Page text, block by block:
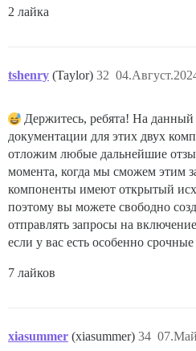
2 лайка
tshenry (Taylor) 32
Держитесь, ребята! На
документации для этих двух
отложим любые дальнейшие
момента, когда мы сможем этим
компоненты имеют открытый
поэтому вы можете свободно
отправлять запросы на
если у вас есть особенно
7 лайков
xiasummer (xiasummer) 34